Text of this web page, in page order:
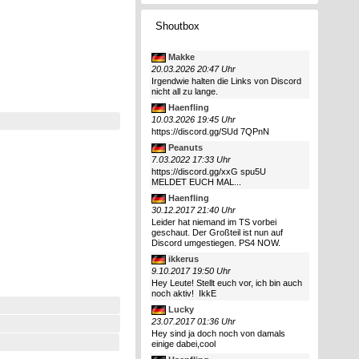
Shoutbox
Makke
20.03.2026 20:47 Uhr
Irgendwie halten die Links von Discord
nicht all zu lange.
Haenfling
10.03.2026 19:45 Uhr
https://discord.gg/SUd 7QPnN
Peanuts
7.03.2022 17:33 Uhr
https://discord.gg/xxG spu5U
MELDET EUCH MAL...
Haenfling
30.12.2017 21:40 Uhr
Leider hat niemand im TS vorbei
geschaut. Der Großteil ist nun auf
Discord umgestiegen. PS4 NOW.
ikkerus
9.10.2017 19:50 Uhr
Hey Leute! Stellt euch vor, ich bin auch
noch aktiv!
IkkE
Lucky
23.07.2017 01:36 Uhr
Hey sind ja doch noch von damals
einige dabei,cool